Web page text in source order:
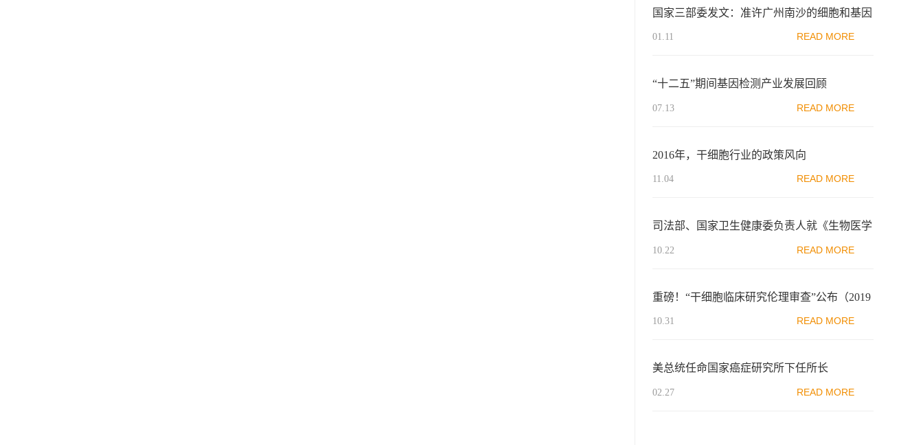
国家三部委发文：准许广州南沙的细胞和基因
治疗企业经卫生健康部门备案后可依托医疗机
01.11 READ MORE
“十二五”期间基因检测产业发展回顾
07.13 READ MORE
2016年，干细胞行业的政策风向
11.04 READ MORE
司法部、国家卫生健康委负责人就《生物医学
新技术临床研究和临床转化应用管理条例》答
10.22 READ MORE
重磅！“干细胞临床研究伦理审查”公布（2019
版《指南》）
10.31 READ MORE
美总统任命国家癌症研究所下任所长
02.27 READ MORE